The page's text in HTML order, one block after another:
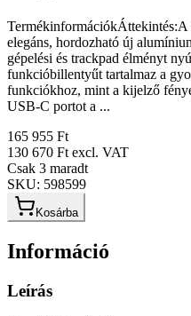
elegáns, hordozható új
gépelési és trackpad élményt
funkcióbillentyűt tartalmaz a
funkciókhoz, mint a kijelző
USB-C portot a ...
165 955 Ft
130 670 Ft excl. VAT
Csak 3 maradt
SKU: 598599
Kosárba
Információ
Leírás